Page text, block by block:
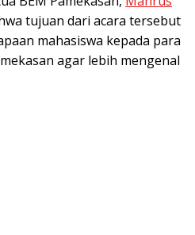
tujuan dari acara tersebut
mahasiswa kepada para
agar lebih mengenal